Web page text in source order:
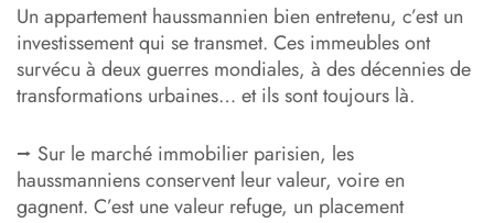
Un appartement haussmannien bien entretenu, c’est un
investissement qui se transmet. Ces immeubles ont
survécu à deux guerres mondiales, à des décennies de
transformations urbaines… et ils sont toujours là.
⭢ Sur le marché immobilier parisien, les
haussmanniens conservent leur valeur, voire en
gagnent. C’est une valeur refuge, un placement